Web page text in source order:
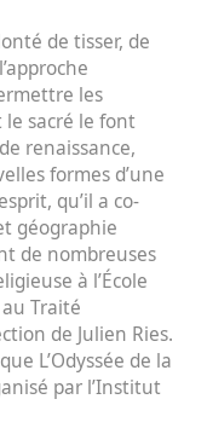
de tisser, de
les
sacré le font
renaissance,
formes d’une
qu’il a co-
géographie
de nombreuses
à l’École
Traité
de Julien Ries.
L’Odyssée de la
par l’Institut